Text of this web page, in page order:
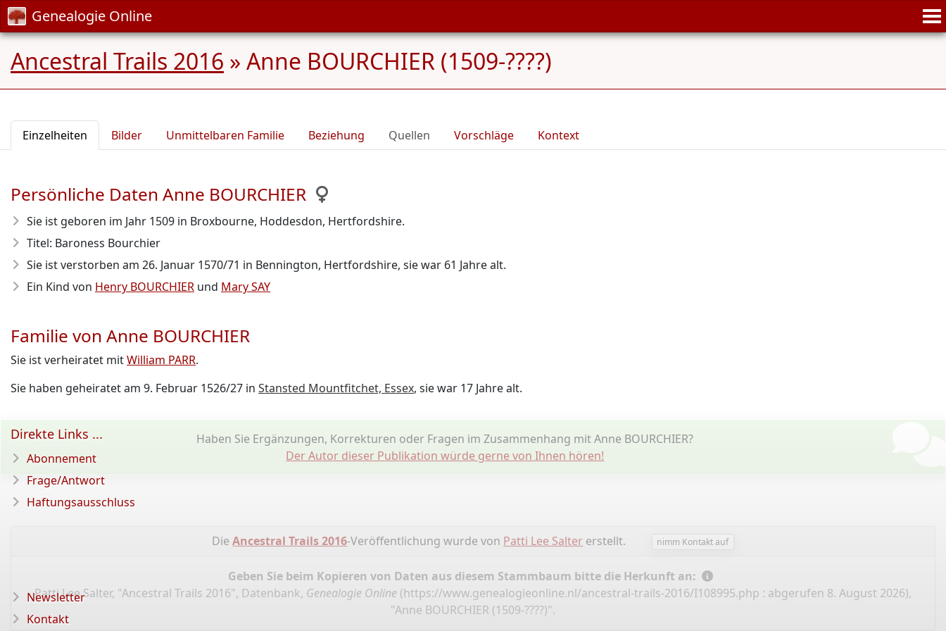
Genealogie Online
Ancestral Trails 2016 » Anne BOURCHIER (1509-????)
Einzelheiten Bilder Unmittelbaren Familie Beziehung Quellen Vorschläge Kontext
Persönliche Daten Anne BOURCHIER
Sie ist geboren im Jahr 1509 in Broxbourne, Hoddesdon, Hertfordshire.
Titel: Baroness Bourchier
Sie ist verstorben am 26. Januar 1570/71 in Bennington, Hertfordshire, sie war 61 Jahre alt.
Ein Kind von Henry BOURCHIER und Mary SAY
Familie von Anne BOURCHIER
Sie ist verheiratet mitWilliam PARR.
Sie haben geheiratet am 9. Februar 1526/27 in Stansted Mountfitchet, Essex, sie war 17 Jahre alt.
Haben Sie Ergänzungen, Korrekturen oder Fragen im Zusammenhang mit Anne BOURCHIER?
Der Autor dieser Publikation würde gerne von Ihnen hören!
DieAncestral Trails 2016-Veröffentlichung wurde von Patti Lee Salter erstellt. nimm Kontakt auf
Geben Sie beim Kopieren von Daten aus diesem Stammbaum bitte die Herkunft an:
Patti Lee Salter, "Ancestral Trails 2016", Datenbank, Genealogie Online (https://www.genealogieonline.nl/ancestral-trails-2016/I108995.php : abgerufen 8. August 2026),
"Anne BOURCHIER (1509-????)".
Direkte Links ...
Abonnement
Frage/Antwort
Haftungsausschluss
Newsletter
Kontakt